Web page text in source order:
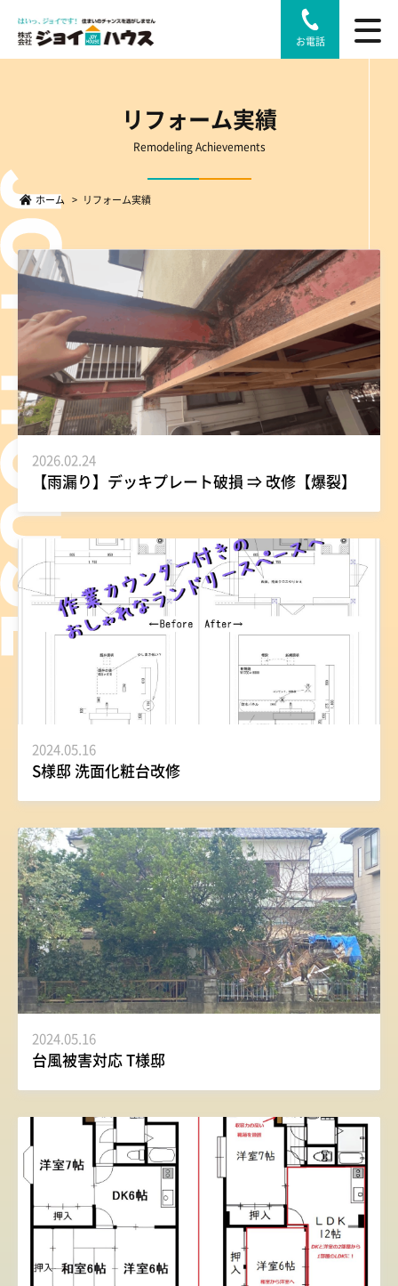
お電話
リフォーム実績
Remodeling Achievements
ホーム > リフォーム実績
2026.02.24
【雨漏り】デッキプレート破損 ⇒ 改修【爆裂】
2024.05.16
S様邸 洗面化粧台改修
2024.05.16
台風被害対応 T様邸